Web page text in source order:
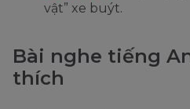
vật” xe buýt.
Bài nghe tiếng
thích